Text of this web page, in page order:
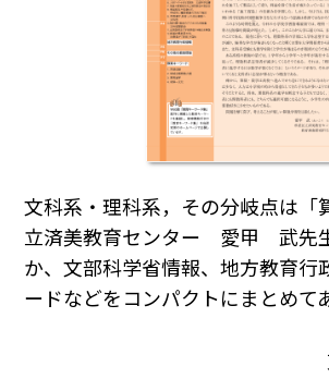
文科系・理科系，その分岐点は
立済美教育センター 愛甲 武先
か、文部科学省情報、地方教育行
ードなどをコンパクトにまとめて